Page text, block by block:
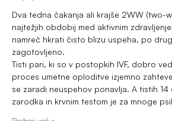
Ovulacijski test med IVF pogosto zavede.
dejansko pomaga, kdaj je odveč in
zdravnik in ne test.
Preberi več »